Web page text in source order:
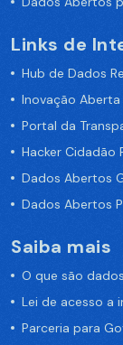
Links de
Hub de Dados
Inovação Aberta
Portal da
Hacker Cidadão
Dados Abertos
Dados Abertos
Saiba mais
O que são
Lei de acesso a
Parceria para